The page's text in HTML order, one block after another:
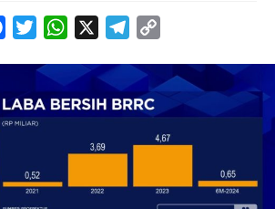
FacebookTwitterWhatsApp Telegram